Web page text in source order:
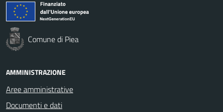
Comune di Piea
AMMINISTRAZIONE
Aree amministrative
Documenti e dati